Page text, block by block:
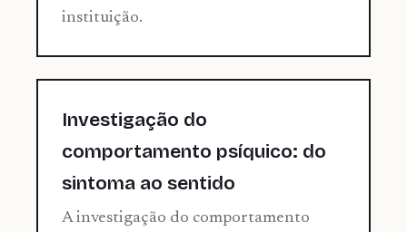
instituição.
Investigação do
comportamento psíquico: do
sintoma ao sentido
A investigação do comportamento